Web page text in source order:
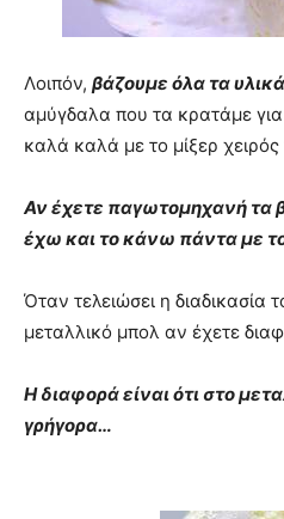
Λοιπόν, βάζουμε όλα τα
αμύγδαλα που τα κρατάμε
καλά καλά με το μίξερ χειρός
Αν έχετε παγωτομηχανή τα
έχω και το κάνω πάντα με
Όταν τελειώσει η διαδικασία
μεταλλικό μπολ αν έχετε
Η διαφορά είναι ότι στο
γρήγορα…